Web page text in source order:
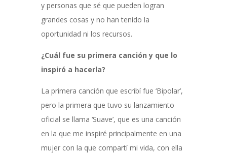
y personas que sé que pueden logran
grandes cosas y no han tenido la
oportunidad ni los recursos.
¿Cuál fue su primera canción y que lo
inspiró a hacerla?
La primera canción que escribí fue ‘Bipolar’,
pero la primera que tuvo su lanzamiento
oficial se llama ‘Suave’, que es una canción
en la que me inspiré principalmente en una
mujer con la que compartí mi vida, con ella